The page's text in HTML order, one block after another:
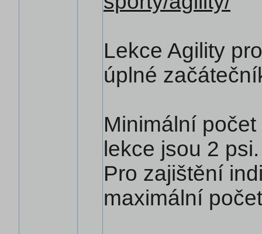
Lekce Agility
úplné
Minimální
lekce jsou 2 psi.
Pro zajištění
maximální